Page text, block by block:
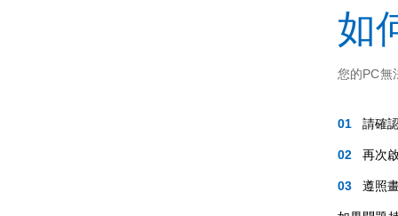
如
您的PC無
請確
再次
遵照